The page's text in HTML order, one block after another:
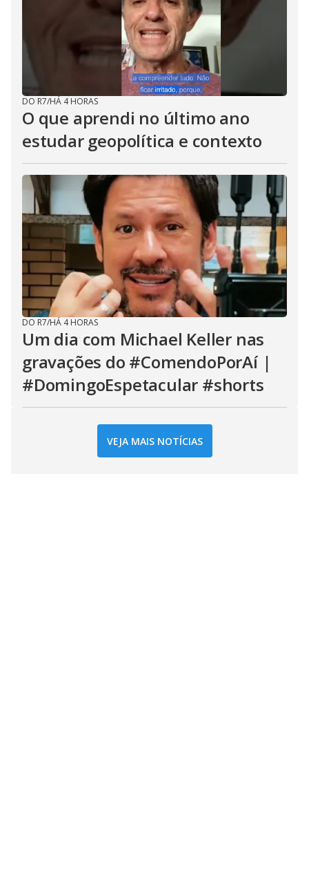
DO R7/HÁ 4 HORAS
O que aprendi no último ano
estudar geopolítica e contexto
DO R7/HÁ 4 HORAS
Um dia com Michael Keller nas
gravações do #ComendoPorAí |
#DomingoEspetacular #shorts
VEJA MAIS NOTÍCIAS